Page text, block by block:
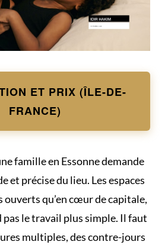
ET PRIX (ÎLE-DE-
FRANCE)
famille en Essonne demande
et précise du lieu. Les espaces
ouverts qu’en cœur de capitale,
pas le travail plus simple. Il faut
multiples, des contre-jours